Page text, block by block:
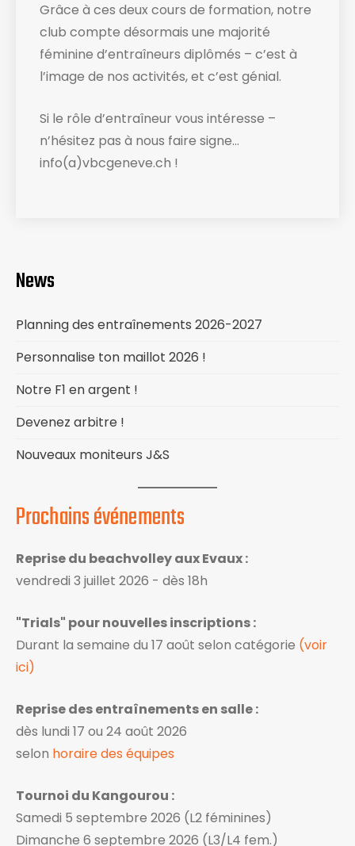
Grâce à ces deux cours de formation, notre
club compte désormais une majorité
féminine d’entraîneurs diplômés – c’est à
l’image de nos activités, et c’est génial.
Si le rôle d’entraîneur vous intéresse –
n’hésitez pas à nous faire signe…
info(a)vbcgeneve.ch !
News
Planning des entraînements 2026-2027
Personnalise ton maillot 2026 !
Notre F1 en argent !
Devenez arbitre !
Nouveaux moniteurs J&S
Prochains événements
Reprise du beachvolley aux Evaux :
vendredi 3 juillet 2026 - dès 18h
"Trials" pour nouvelles inscriptions :
Durant la semaine du 17 août selon catégorie (voir
ici)
Reprise des entraînements en salle :
dès lundi 17 ou 24 août 2026
selon horaire des équipes
Tournoi du Kangourou :
Samedi 5 septembre 2026 (L2 féminines)
Dimanche 6 septembre 2026 (L3/L4 fem.)